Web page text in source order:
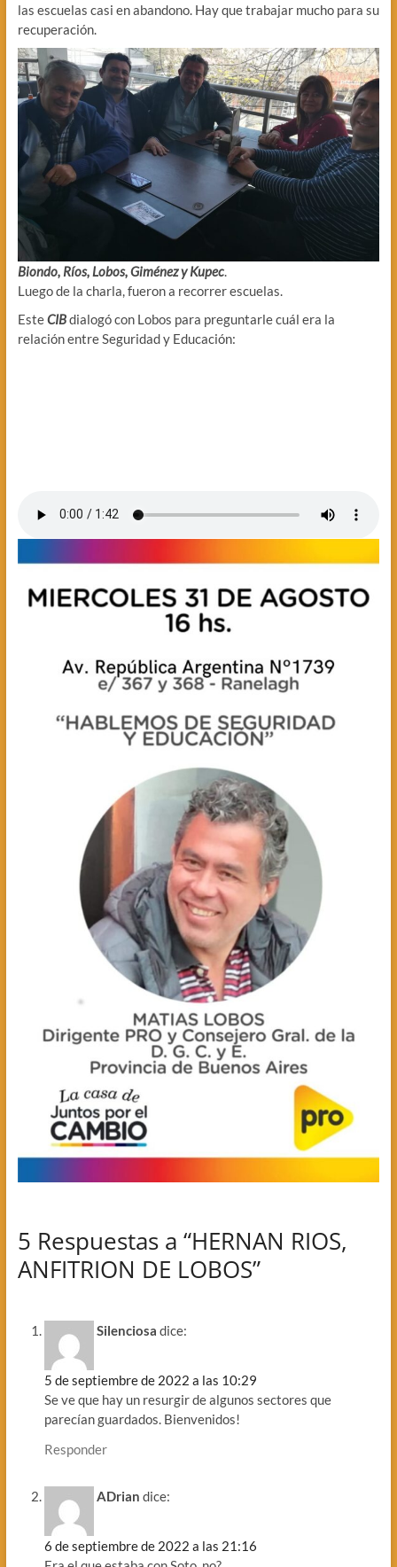
las escuelas casi en abandono. Hay que trabajar mucho para su
recuperación.
Biondo, Ríos, Lobos, Giménez y Kupec.
Luego de la charla, fueron a recorrer escuelas.
EsteCIBdialogó con Lobos para preguntarle cuál era la
relación entre Seguridad y Educación:
5 Respuestas a “HERNAN RIOS,
ANFITRION DE LOBOS”
Silenciosa dice:
5 de septiembre de 2022 a las 10:29
Se ve que hay un resurgir de algunos sectores que
parecían guardados. Bienvenidos!
Responder
ADrian dice:
6 de septiembre de 2022 a las 21:16